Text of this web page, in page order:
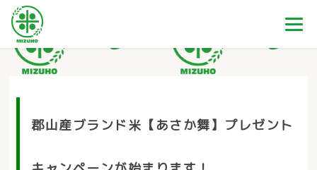
郡山産ブランド米【あさか舞】プレゼント